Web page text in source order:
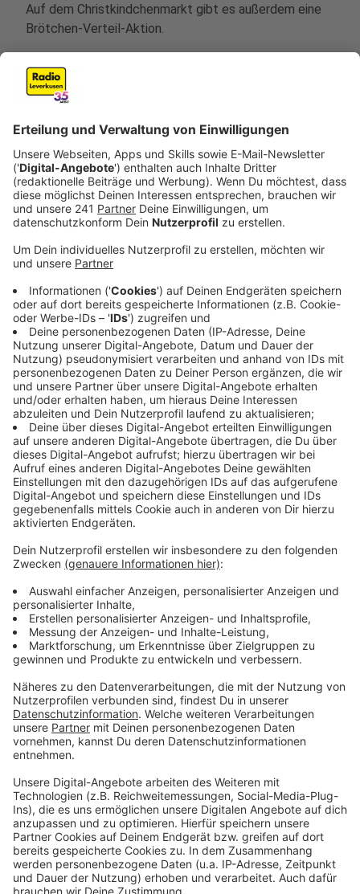
Auf dem Christkindchenmarkt gibt es außerdem eine
Brötchen-Verteil-Aktion.
LeverKugel, das Erholungshaus, die BayArena und der
Wassertrum in Orange angestrahlt. Sie sind Teil der
aufmerksam machen soll.
Der Zonta Club Leverkusen hat außerdem eine
Bierdeckel-Kampagne gestartet. Orangene Deckel mit
der Aufschrift „Stopp Gewalt an Frauen und Mädchen“
liegen ab sofort in mehreren Leverkusener
Gaststätten aus.
Plakate und Unterstützung gegen Gewalt in
Leverkusen
Anzeige
Mit Plakaten in 10 verschiedenen Sprachen möchte
der Frauennotruf Leverkusen noch mehr
hilfsbedürftige Frauen und Mädchen erreichen. Die
neuen Plakate zum Thema „Gewalt gegen Frauen“
enthalten hilfreiche Informationen auf kleinen Abreiß-
Geplant ist, die Plakate in Praxen, Geschäften und an
öffentlichen Orten in Leverkusen zu verteilen. Auch
Vereine, Unternehmen und andere Einrichtungen in der
Stadt sind eingeladen, sich an der Aktion zu beteiligen
und die Plakate anzufordern. Ziel ist es, möglichst
viele Frauen und Mädchen zu erreichen und ihnen
Anzeige
Rekordspende für Hilfsangebote
Anzeige
Der Zonta Club Leverkusen hat der
Frauenberatungsstelle eine Rekordspende in Höhe von
17.900 Euro übergeben. Mit diesem Betrag soll die